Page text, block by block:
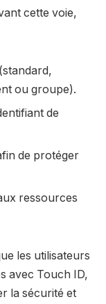
cette voie,
ou groupe).
de
de protéger
ressources
les utilisateurs
avec Touch ID,
la sécurité et